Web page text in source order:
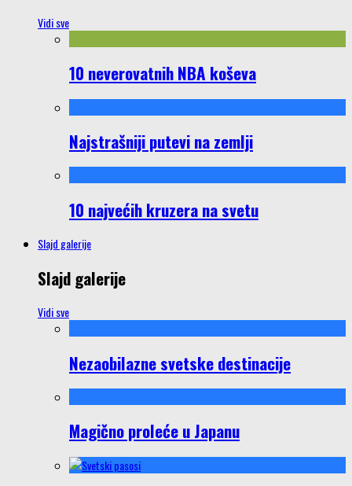
Vidi sve
10 neverovatnih NBA koševa
Najstrašniji putevi na zemlji
10 najvećih kruzera na svetu
Slajd galerije
Slajd galerije
Vidi sve
Nezaobilazne svetske destinacije
Magično proleće u Japanu